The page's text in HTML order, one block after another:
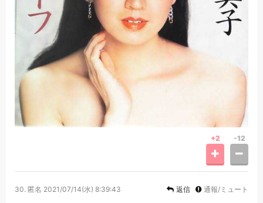
+2 -12
30. 匿名 2021/07/14(水) 8:39:43 返信 通報/ミュート